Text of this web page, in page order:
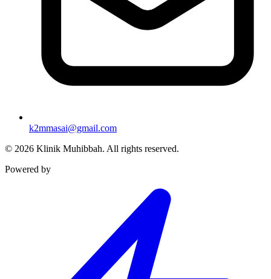
k2mmasai@gmail.com
© 2026 Klinik Muhibbah. All rights reserved.
Powered by